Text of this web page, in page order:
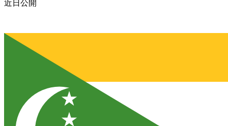
近日公開